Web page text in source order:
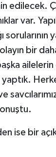
edilecek.
var.
bir
ailelerin
ise bir